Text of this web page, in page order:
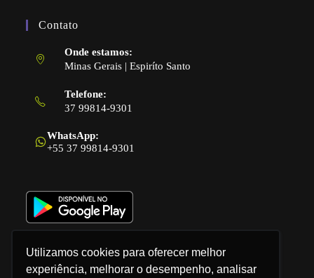
Utilizamos cookies para oferecer melhor
experiência, melhorar o desempenho, analisar
Contato
Onde estamos:
Minas Gerais | Espiríto Santo
Telefone:
37 99814-9301
seu
aplicativo
WhatsApp:
+55 37 99814-9301